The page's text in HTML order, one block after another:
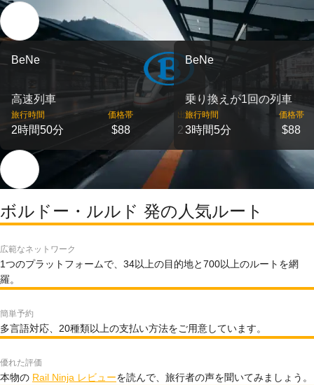
BeNe
高速列車
旅行時間
2時間50分
価格帯
$88
出発
2
BeNe
乗り換えが1回の列車
旅行時間
3時間5分
価格帯
$88
ボルドー・ルルド 発の人気ルート
広範なネットワーク
1つのプラットフォームで、34以上の目的地と700以上のルートを網
羅。
簡単予約
多言語対応、20種類以上の支払い方法をご用意しています。
優れた評価
本物の Rail Ninja レビューを読んで、旅行者の声を聞いてみましょう。